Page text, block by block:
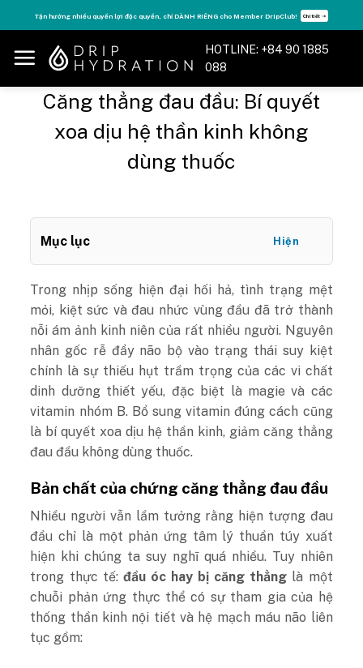
to
content
Tăng năng lượng - sống đỉnh cao với thẻ Vitamin Drip Membership. Xem ngay ➝
HOTLINE: +84 90 1885
088
Căng thẳng đau đầu: Bí quyết
xoa dịu hệ thần kinh không
dùng thuốc
Mục lục Hiện
Trong nhịp sống hiện đại hối hả, tình trạng mệt
mỏi, kiệt sức và đau nhức vùng đầu đã trở thành
nỗi ám ảnh kinh niên của rất nhiều người. Nguyên
nhân gốc rễ đẩy não bộ vào trạng thái suy kiệt
chính là sự thiếu hụt trầm trọng của các vi chất
dinh dưỡng thiết yếu, đặc biệt là magie và các
vitamin nhóm B. Bổ sung vitamin đúng cách cũng
là bí quyết xoa dịu hệ thần kinh, giảm căng thẳng
đau đầu không dùng thuốc.
Bản chất của chứng căng thẳng đau đầu
Nhiều người vẫn lầm tưởng rằng hiện tượng đau
đầu chỉ là một phản ứng tâm lý thuần túy xuất
hiện khi chúng ta suy nghĩ quá nhiều. Tuy nhiên
trong thực tế: đầu óc hay bị căng thẳng là một
chuỗi phản ứng thực thể có sự tham gia của hệ
thống thần kinh nội tiết và hệ mạch máu não liên
tục gồm: